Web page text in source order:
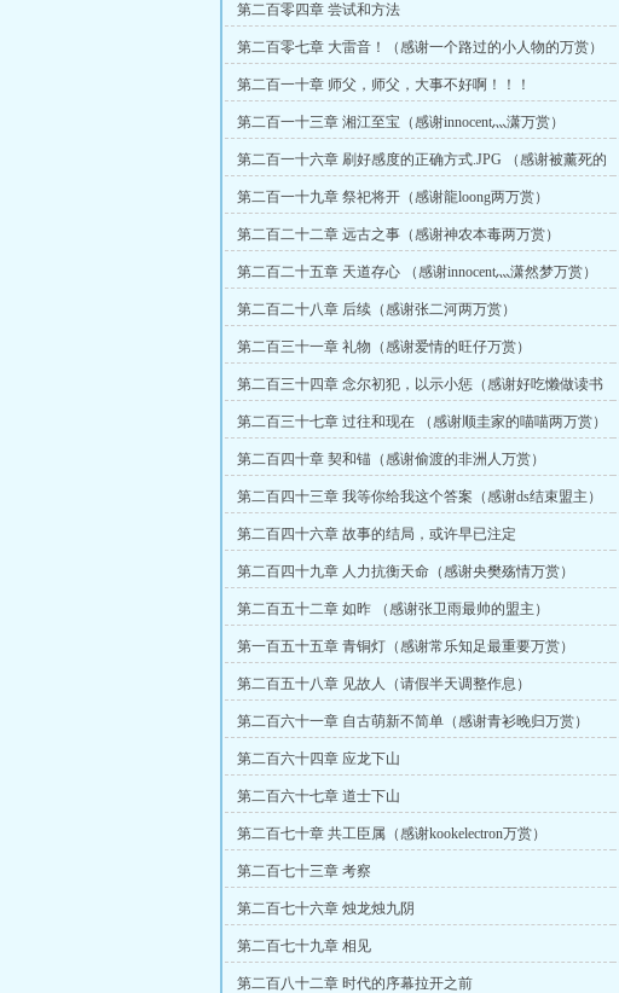
第二百零四章 尝试和方法
第二百零七章 大雷音！（感谢一个路过的小人物的万赏）
第二百一十章 师父，师父，大事不好啊！！！
第二百一十三章 湘江至宝（感谢innocent灬潇万赏）
第二百一十六章 刷好感度的正确方式.JPG （感谢被薰死的
臭臭万赏）
第二百一十九章 祭祀将开（感谢龍loong两万赏）
第二百二十二章 远古之事（感谢神农本毒两万赏）
第二百二十五章 天道存心 （感谢innocent灬潇然梦万赏）
第二百二十八章 后续（感谢张二河两万赏）
第二百三十一章 礼物（感谢爱情的旺仔万赏）
第二百三十四章 念尔初犯，以示小惩（感谢好吃懒做读书
客万赏）
第二百三十七章 过往和现在 （感谢顺圭家的喵喵两万赏）
第二百四十章 契和锚（感谢偷渡的非洲人万赏）
第二百四十三章 我等你给我这个答案（感谢ds结束盟主）
第二百四十六章 故事的结局，或许早已注定
第二百四十九章 人力抗衡天命（感谢央樊殇情万赏）
第二百五十二章 如昨 （感谢张卫雨最帅的盟主）
第一百五十五章 青铜灯（感谢常乐知足最重要万赏）
第二百五十八章 见故人（请假半天调整作息）
第二百六十一章 自古萌新不简单（感谢青衫晚归万赏）
第二百六十四章 应龙下山
第二百六十七章 道士下山
第二百七十章 共工臣属（感谢kookelectron万赏）
第二百七十三章 考察
第二百七十六章 烛龙烛九阴
第二百七十九章 相见
第二百八十二章 时代的序幕拉开之前